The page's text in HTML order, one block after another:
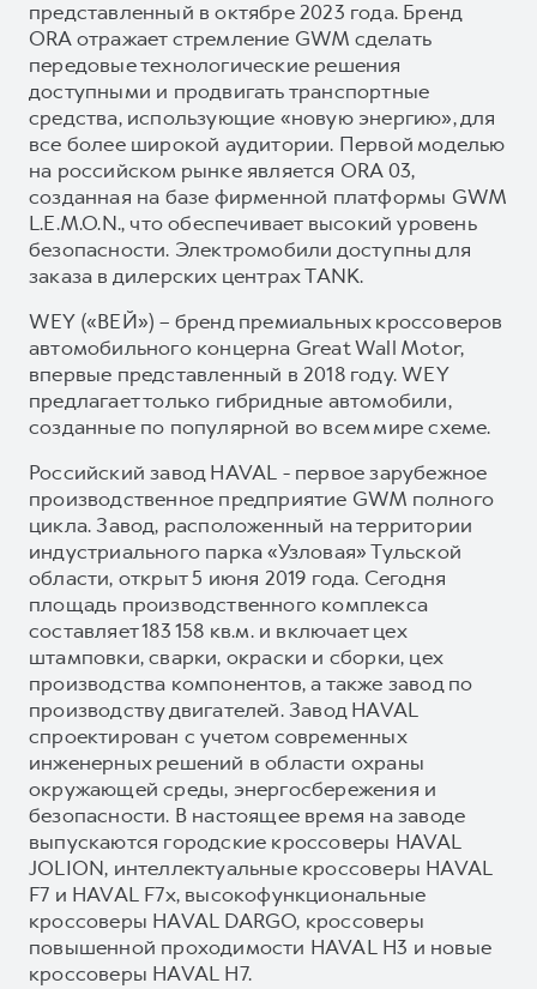
представленный в октябре 2023 года. Бренд
ORA отражает стремление GWM сделать
передовые технологические решения
доступными и продвигать транспортные
средства, использующие «новую энергию», для
все более широкой аудитории. Первой моделью
на российском рынке является ORA 03,
созданная на базе фирменной платформы GWM
L.E.M.O.N., что обеспечивает высокий уровень
безопасности. Электромобили доступны для
заказа в дилерских центрах TANK.
WEY («ВЕЙ») – бренд премиальных кроссоверов
автомобильного концерна Great Wall Motor,
впервые представленный в 2018 году. WEY
предлагает только гибридные автомобили,
созданные по популярной во всем мире схеме.
Российский завод HAVAL - первое зарубежное
производственное предприятие GWM полного
цикла. Завод, расположенный на территории
индустриального парка «Узловая» Тульской
области, открыт 5 июня 2019 года. Сегодня
площадь производственного комплекса
составляет 183 158 кв.м. и включает цех
штамповки, сварки, окраски и сборки, цех
производства компонентов, а также завод по
производству двигателей. Завод HAVAL
спроектирован с учетом современных
инженерных решений в области охраны
окружающей среды, энергосбережения и
безопасности. В настоящее время на заводе
выпускаются городские кроссоверы HAVAL
JOLION, интеллектуальные кроссоверы HAVAL
F7 и HAVAL F7x, высокофункциональные
кроссоверы HAVAL DARGO, кроссоверы
повышенной проходимости HAVAL H3 и новые
кроссоверы HAVAL H7.